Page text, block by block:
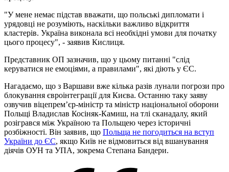
"У мене немає підстав вважати, що польські дипломати і
урядовці не розуміють, наскільки важливо відкриття
кластерів. Україна виконала всі необхідні умови для початку
цього процесу", - заявив Кислиця.
Представник ОП зазначив, що у цьому питанні "слід
керуватися не емоціями, а правилами", які діють у ЄС.
Нагадаємо, що з Варшави вже кілька разів лунали погрози про
блокування євроінтеграції для Києва. Останню таку заяву
озвучив віцепрем’єр-міністр та міністр національної оборони
Польщі Владислав Косіняк-Камиш, на тлі сканадалу, який
розігрався між Україною та Польщею через історичні
розбіжності. Він заявив, що Польща не погодиться на вступ
України до ЄС, якщо Київ не відмовиться від вшанування
діячів ОУН та УПА, зокрема Степана Бандери.